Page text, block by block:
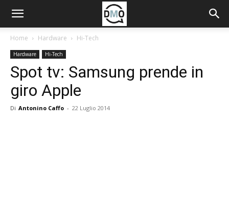
Home Hardware Hi-Tech
Hardware Hi-Tech
Spot tv: Samsung prende in
giro Apple
Di Antonino Caffo - 22 Luglio 2014